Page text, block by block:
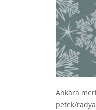
Ankara
petek/